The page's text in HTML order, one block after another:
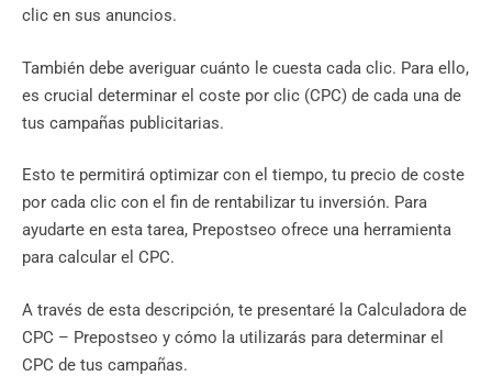
clic en sus anuncios.
También debe averiguar cuánto le cuesta cada clic. Para ello,
es crucial determinar el coste por clic (CPC) de cada una de
tus campañas publicitarias.
Esto te permitirá optimizar con el tiempo, tu precio de coste
por cada clic con el fin de rentabilizar tu inversión. Para
ayudarte en esta tarea, Prepostseo ofrece una herramienta
para calcular el CPC.
A través de esta descripción, te presentaré la Calculadora de
CPC – Prepostseo y cómo la utilizarás para determinar el
CPC de tus campañas.